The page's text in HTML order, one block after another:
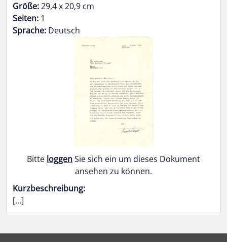
Größe:29,4 x 20,9 cm
Seiten: 1
Sprache: Deutsch
Bitte loggenSie sich ein um dieses Dokument
ansehen zu können.
Kurzbeschreibung:
[…]
Doukmente-Navigation